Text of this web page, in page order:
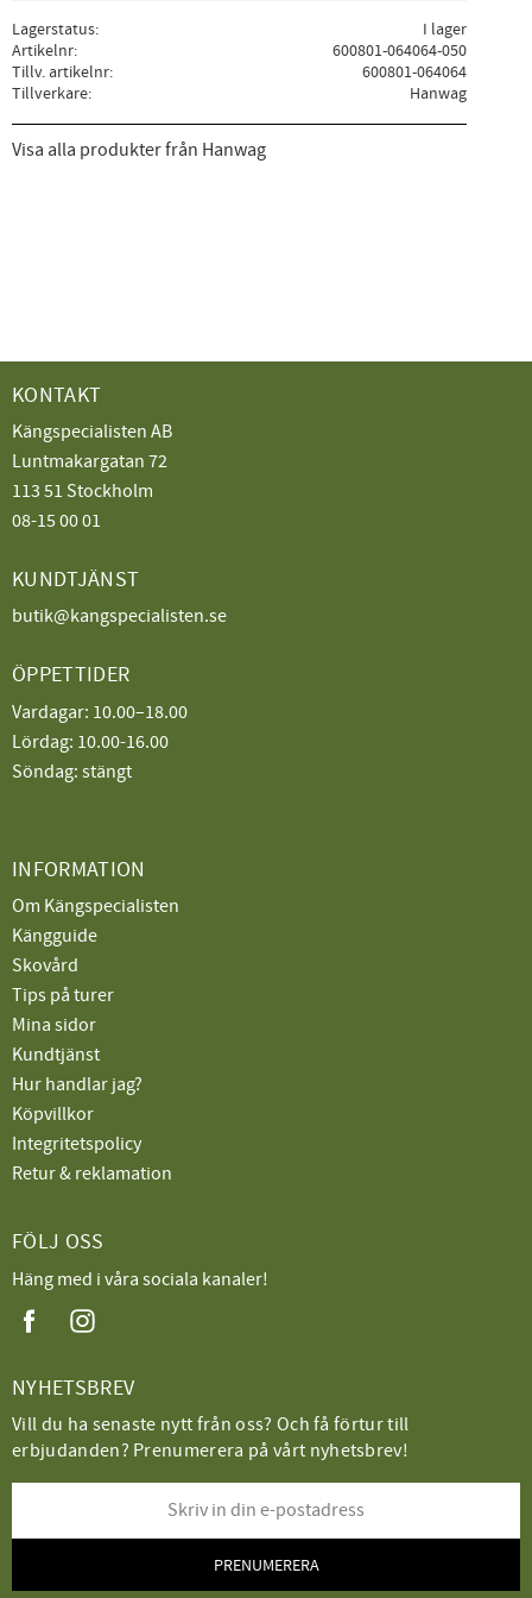
Lagerstatus
I lager
Artikelnr
600801-064064-050
Tillv. artikelnr
600801-064064
Tillverkare
Hanwag
Visa alla produkter från Hanwag
KONTAKT
Kängspecialisten AB
Luntmakargatan 72
113 51 Stockholm
08-15 00 01
KUNDTJÄNST
butik@kangspecialisten.se
ÖPPETTIDER
Vardagar: 10.00–18.00
Lördag: 10.00-16.00
Söndag: stängt
INFORMATION
Om Kängspecialisten
Kängguide
Skovård
Tips på turer
Mina sidor
Kundtjänst
Hur handlar jag?
Köpvillkor
Integritetspolicy
Retur & reklamation
FÖLJ OSS
Häng med i våra sociala kanaler!
NYHETSBREV
Vill du ha senaste nytt från oss? Och få förtur till
erbjudanden? Prenumerera på vårt nyhetsbrev!
PRENUMERERA